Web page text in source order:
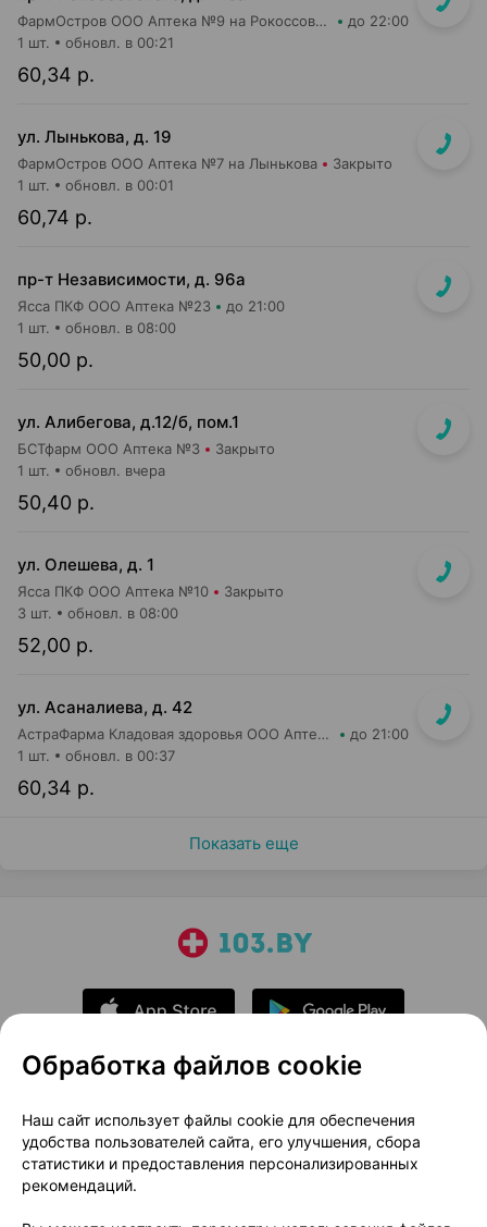
ФармОстров ООО Аптека №9 на Рокоссовского до 22:00
60,34 р.
1 шт. обновл. в 00:21
ул. Лынькова, д. 19
ФармОстров ООО Аптека №7 на Лынькова Закрыто
60,74 р.
1 шт. обновл. в 00:01
пр-т Независимости, д. 96а
Ясса ПКФ ООО Аптека №23 до 21:00
50,00 р.
1 шт. обновл. в 08:00
ул. Алибегова, д.12/б, пом.1
БСТфарм ООО Аптека №3 Закрыто
50,40 р.
1 шт. обновл. вчера
ул. Олешева, д. 1
Ясса ПКФ ООО Аптека №10 Закрыто
52,00 р.
3 шт. обновл. в 08:00
ул. Асаналиева, д. 42
АстраФарма Кладовая здоровья ООО Аптека №10 до 21:00
60,34 р.
1 шт. обновл. в 00:37
Показать еще
О проекте
Новости проекта
Размещение рекламы
Медицинский маркетинг
Публичный договор
Доставка
Обработка файлов cookie
Наш сайт использует файлы cookie для обеспечения
удобства пользователей сайта, его улучшения, сбора
статистики и предоставления персонализированных
рекомендаций.